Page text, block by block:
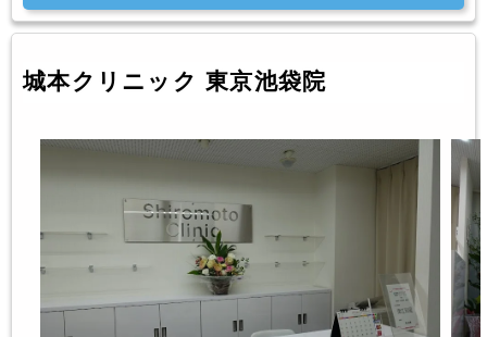
城本クリニック 東京池袋院